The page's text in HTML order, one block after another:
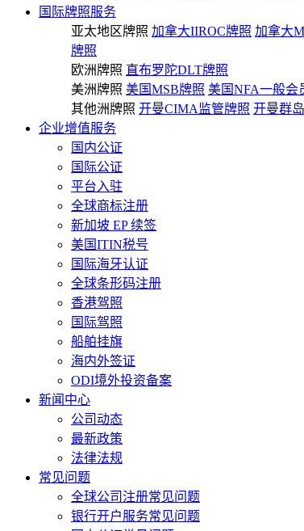
国际牌照服务
亚太地区牌照 加拿大IIROC牌照 加拿大
牌照
欧洲牌照 直布罗陀DLT牌照
美洲牌照 美国MSB牌照 美国NFA一般会
其他洲牌照 开曼CIMA监管牌照 开曼群
企业增值服务
国内公证
国际公证
平台入驻
全球商标注册
新加坡 EP 续签
美国ITIN税号
国际海牙认证
全球条形码注册
香港驾照
国际驾照
船舶挂旗
海内外签证
ODI境外投资备案
新闻中心
公司动态
最新政策
法律法规
常见问题
全球公司注册常见问题
银行开户服务常见问题